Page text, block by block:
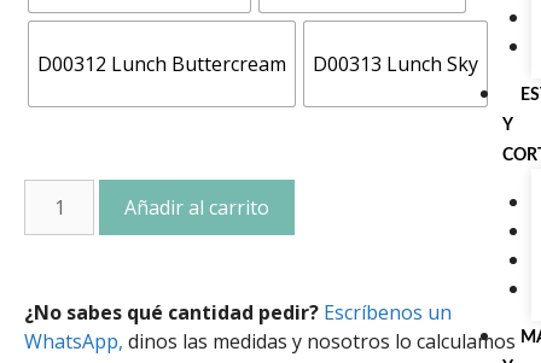
Y
D00312 Lunch Buttercream D00313 Lunch Sky
Añadir al carrito
¿No sabes qué cantidad pedir? Escríbenos un
WhatsApp, dinos las medidas y nosotros lo calculamos